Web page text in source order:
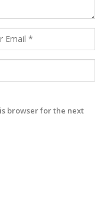
browser for the next